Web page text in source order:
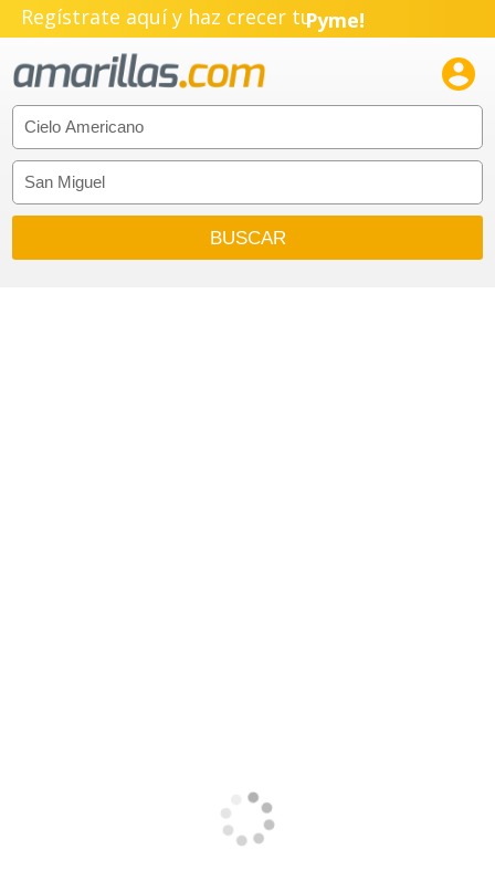
Regístrate aquí y haz crecer tuPyme!
Emprendimiento!
